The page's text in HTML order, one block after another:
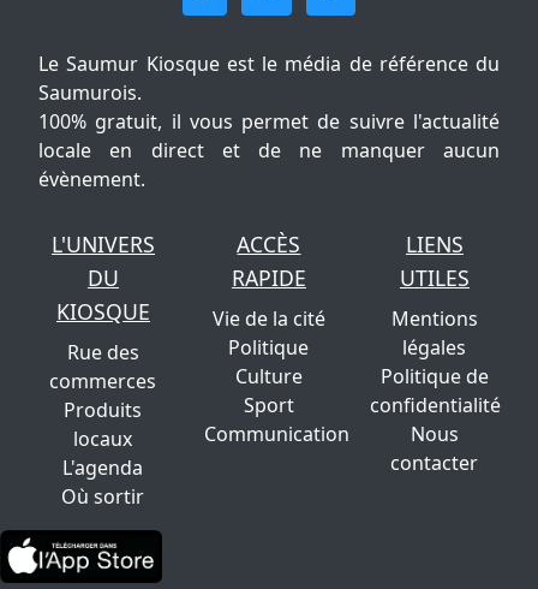
Le Saumur Kiosque est le média de référence du
Saumurois.
100% gratuit, il vous permet de suivre l'actualité
locale en direct et de ne manquer aucun
évènement.
L'UNIVERS
DU
KIOSQUE
Rue des
commerces
Produits
locaux
L'agenda
Où sortir
ACCÈS
RAPIDE
Vie de la cité
Politique
Culture
Sport
Communication
LIENS
UTILES
Mentions
légales
Politique de
confidentialité
Nous
contacter